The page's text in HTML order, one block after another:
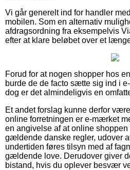
Vi går generelt ind for handler
mobilen. Som en alternativ
afdragsordning fra eksempelvis
efter at klare beløbet over et
Forud for at nogen shopper hos
burde de de facto sætte sig ind i
dog er det almindeligvis en
Et andet forslag kunne derfor
online forretningen er e-mærket
en angivelse af at online
gældende danske regler, udover
undertiden føres tilsyn med af
gældende love. Derudover giver
bistand, hvis du oplever besvær